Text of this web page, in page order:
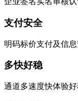
支付安全
明码标价支付及信
多快好稳
通道多速度快体验